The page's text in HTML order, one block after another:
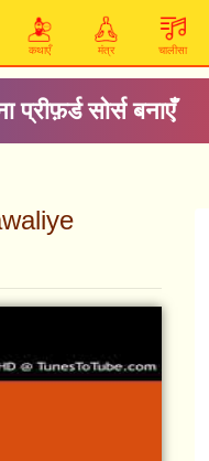
कथाएँ मंत्र चालीसा
सोर्स बनाएँ